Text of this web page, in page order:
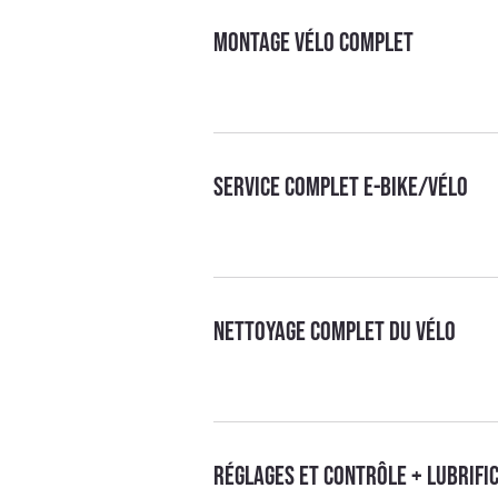
Montage vélo complet
Service complet E-bike/Vélo
Nettoyage complet du vélo
Réglages et contrôle +